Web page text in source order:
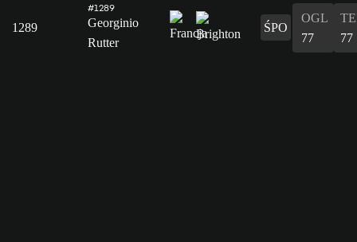
1289
#1289
Georginio
Rutter
ŚPO
OGL
77
77